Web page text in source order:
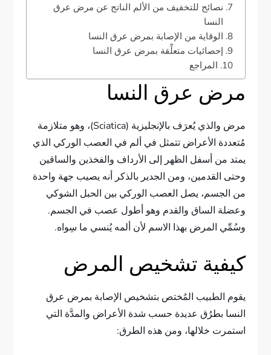
نصائح للتخفيف من الألم الناتج عن مرض عرق
النسا
الوقاية من الإصابة بمرض عرق النسا
إحصائيات متعلِّقة بمرض عرق النسا
المراجع
مرض عرق النسا
مرض والذي يُعرَف بالإنجليزية (Sciatica)، وهو متلازمة
مُتعددة الأعراض تتمثل في ألم في العصب الوركي الذي
يمتد من أسفل الظهر إلى الأرداف والفخذين والساقين
وحتى القدمين، ومن الجدير بالذكر أنه يصيب جهة واحدة
من الجسم، يصل العصب الوركي بين الحبل الشوكي
وعضلة الساق والقدم وهو أطول عصب في الجسم.
وسُمِّي المرض بهذا الاسم لأن ألمه يُنسي ما سِواه.
كيفية تشخيص المرض
يقوم الطبيب المُختص بتشخيص الإصابة بمرض عرق
النسا بطرُق عديدة حسب شدة الأعراض والمدَّة التي
استمرت خلالها، ومن هذه الطرق: